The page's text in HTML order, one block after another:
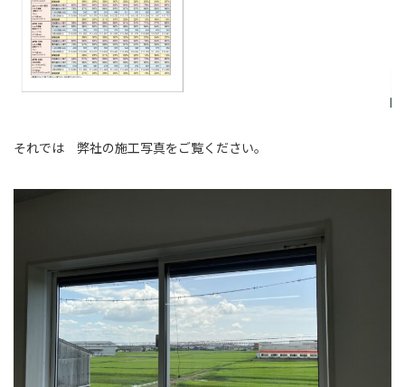
それでは 弊社の施工写真をご覧ください。